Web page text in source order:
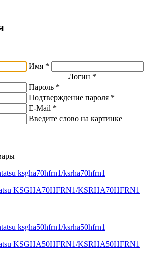
Имя *
Логин *
Пароль *
Подтверждение пароля *
E-Mail *
Введите слово на картинке
KSGHA70HFRN1/KSRHA70HFRN1
KSGHA50HFRN1/KSRHA50HFRN1